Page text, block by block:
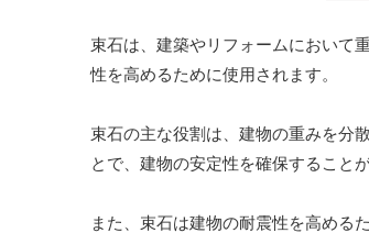
束石は、建築やリフォームにおいて
性を高めるために使用されます。
束石の主な役割は、建物の重みを分
とで、建物の安定性を確保すること
また、束石は建物の耐震性を高める